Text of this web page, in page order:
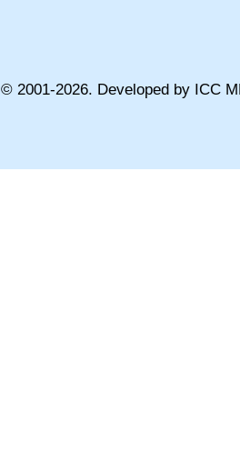
© 2001-2026. Developed by ICC